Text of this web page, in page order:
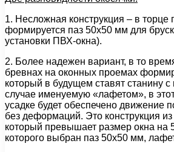
1. Несложная конструкция – в торце
формируется паз 50х50 мм для
установки ПВХ-окна).
2. Более надежен вариант, в то
бревнах на оконных проемах
который в будущем ставят станину
случае именуемую «лафетом», в
усадке будет обеспечено движение
без деформаций. Это конструкция
который превышает размер окна на
которого выбран паз 50х50 мм,